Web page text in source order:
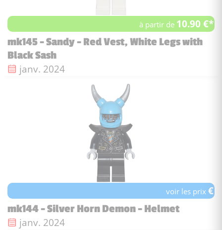
à partir de 10.90 €*
mk145 - Sandy - Red Vest, White Legs with
Black Sash
Date de sortie :
janv. 2024
voir les prix€
mk144 - Silver Horn Demon - Helmet
Date de sortie :
janv. 2024